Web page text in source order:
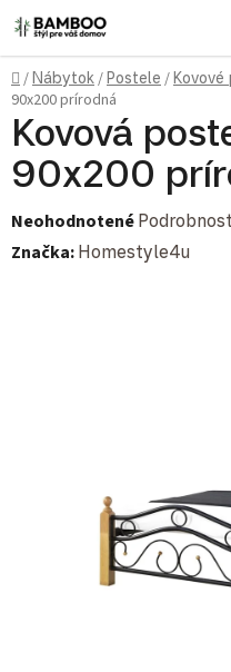
Prejsť na obsah
Domov
/Nábytok /Postele /Kovové
90x200 prírodná
Kovová
90x200
Priemerné hodnotenie
Neohodnotené
Značka: Homestyle4u